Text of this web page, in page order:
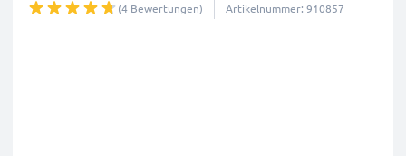
(4 Bewertungen) Artikelnummer: 910857